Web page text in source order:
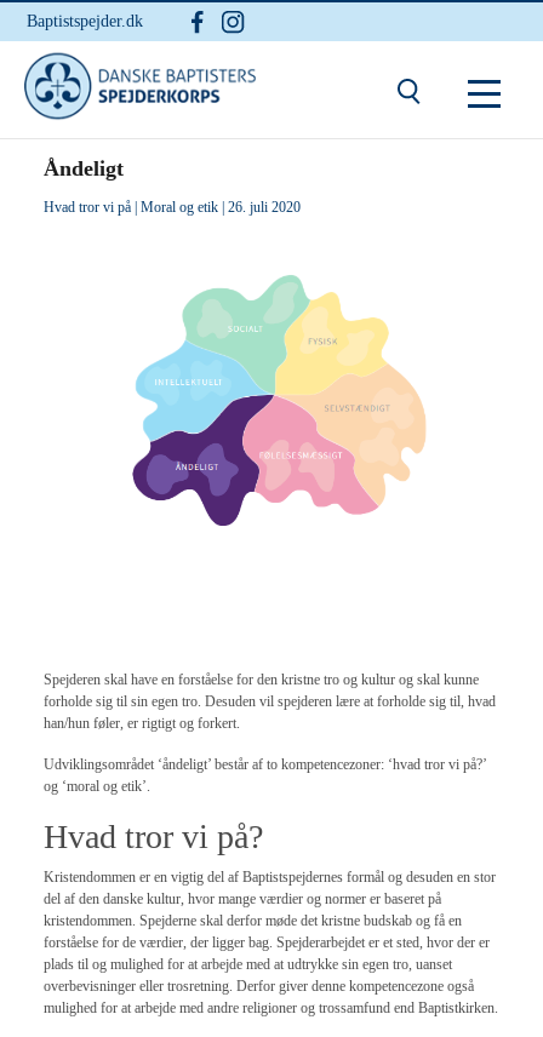
Baptistspejder.dk
Du er her:
Åndeligt
Hvad tror vi på| Moral og etik| 26. juli 2020
Spejderen skal have en forståelse for den kristne tro og kultur og skal kunne
forholde sig til sin egen tro. Desuden vil spejderen lære at forholde sig til, hvad
han/hun føler, er rigtigt og forkert.
Udviklingsområdet ‘åndeligt’ består af to kompetencezoner: ‘hvad tror vi på?’
og ‘moral og etik’.
Hvad tror vi på?
Kristendommen er en vigtig del af Baptistspejdernes formål og desuden en stor
del af den danske kultur, hvor mange værdier og normer er baseret på
kristendommen. Spejderne skal derfor møde det kristne budskab og få en
forståelse for de værdier, der ligger bag. Spejderarbejdet er et sted, hvor der er
plads til og mulighed for at arbejde med at udtrykke sin egen tro, uanset
overbevisninger eller trosretning. Derfor giver denne kompetencezone også
mulighed for at arbejde med andre religioner og trossamfund end Baptistkirken.